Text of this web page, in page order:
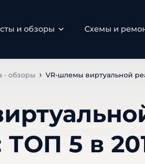
и обзоры Схемы и
- обзоры VR-шлемы виртуальной
ТОП 5 в